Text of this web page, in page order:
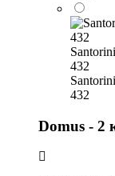
432
432
Domus - 2